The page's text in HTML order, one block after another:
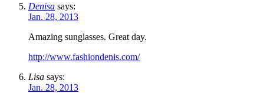
Denisa says:
Jan. 28, 2013
Amazing sunglasses. Great day.
http://www.fashiondenis.com/
Lisa says:
Jan. 28, 2013